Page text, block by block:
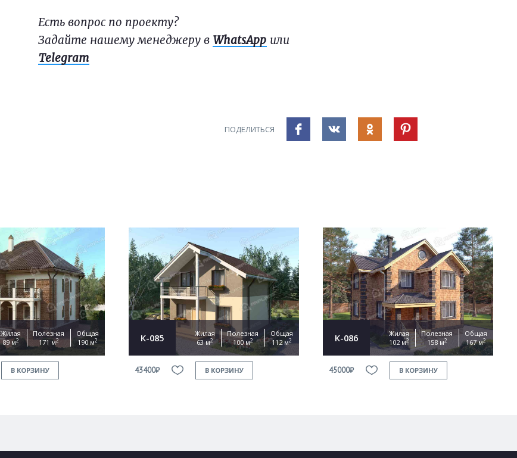
Есть вопрос по проекту?
Задайте нашему менеджеру в WhatsApp или
Telegram
ПОДЕЛИТЬСЯ
Жилая
89 м2
Полезная
171 м2
Общая
190 м2
В КОРЗИНУ
К-085
Жилая
63 м2
Полезная
100 м2
Общая
112 м2
43400₽ В КОРЗИНУ
К-086
Жилая
102 м2
Полезная
158 м2
Общая
167 м2
45000₽ В КОРЗИНУ